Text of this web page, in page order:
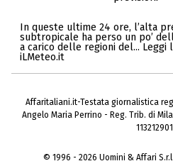
In queste ultime 24 ore, l’alta
subtropicale ha perso un po’
a carico delle regioni del... Leggi
iLMeteo.it
Affaritaliani.it-Testata giornalistica
Angelo Maria Perrino - Reg. Trib. di
© 1996 - 2026 Uomini & Affari